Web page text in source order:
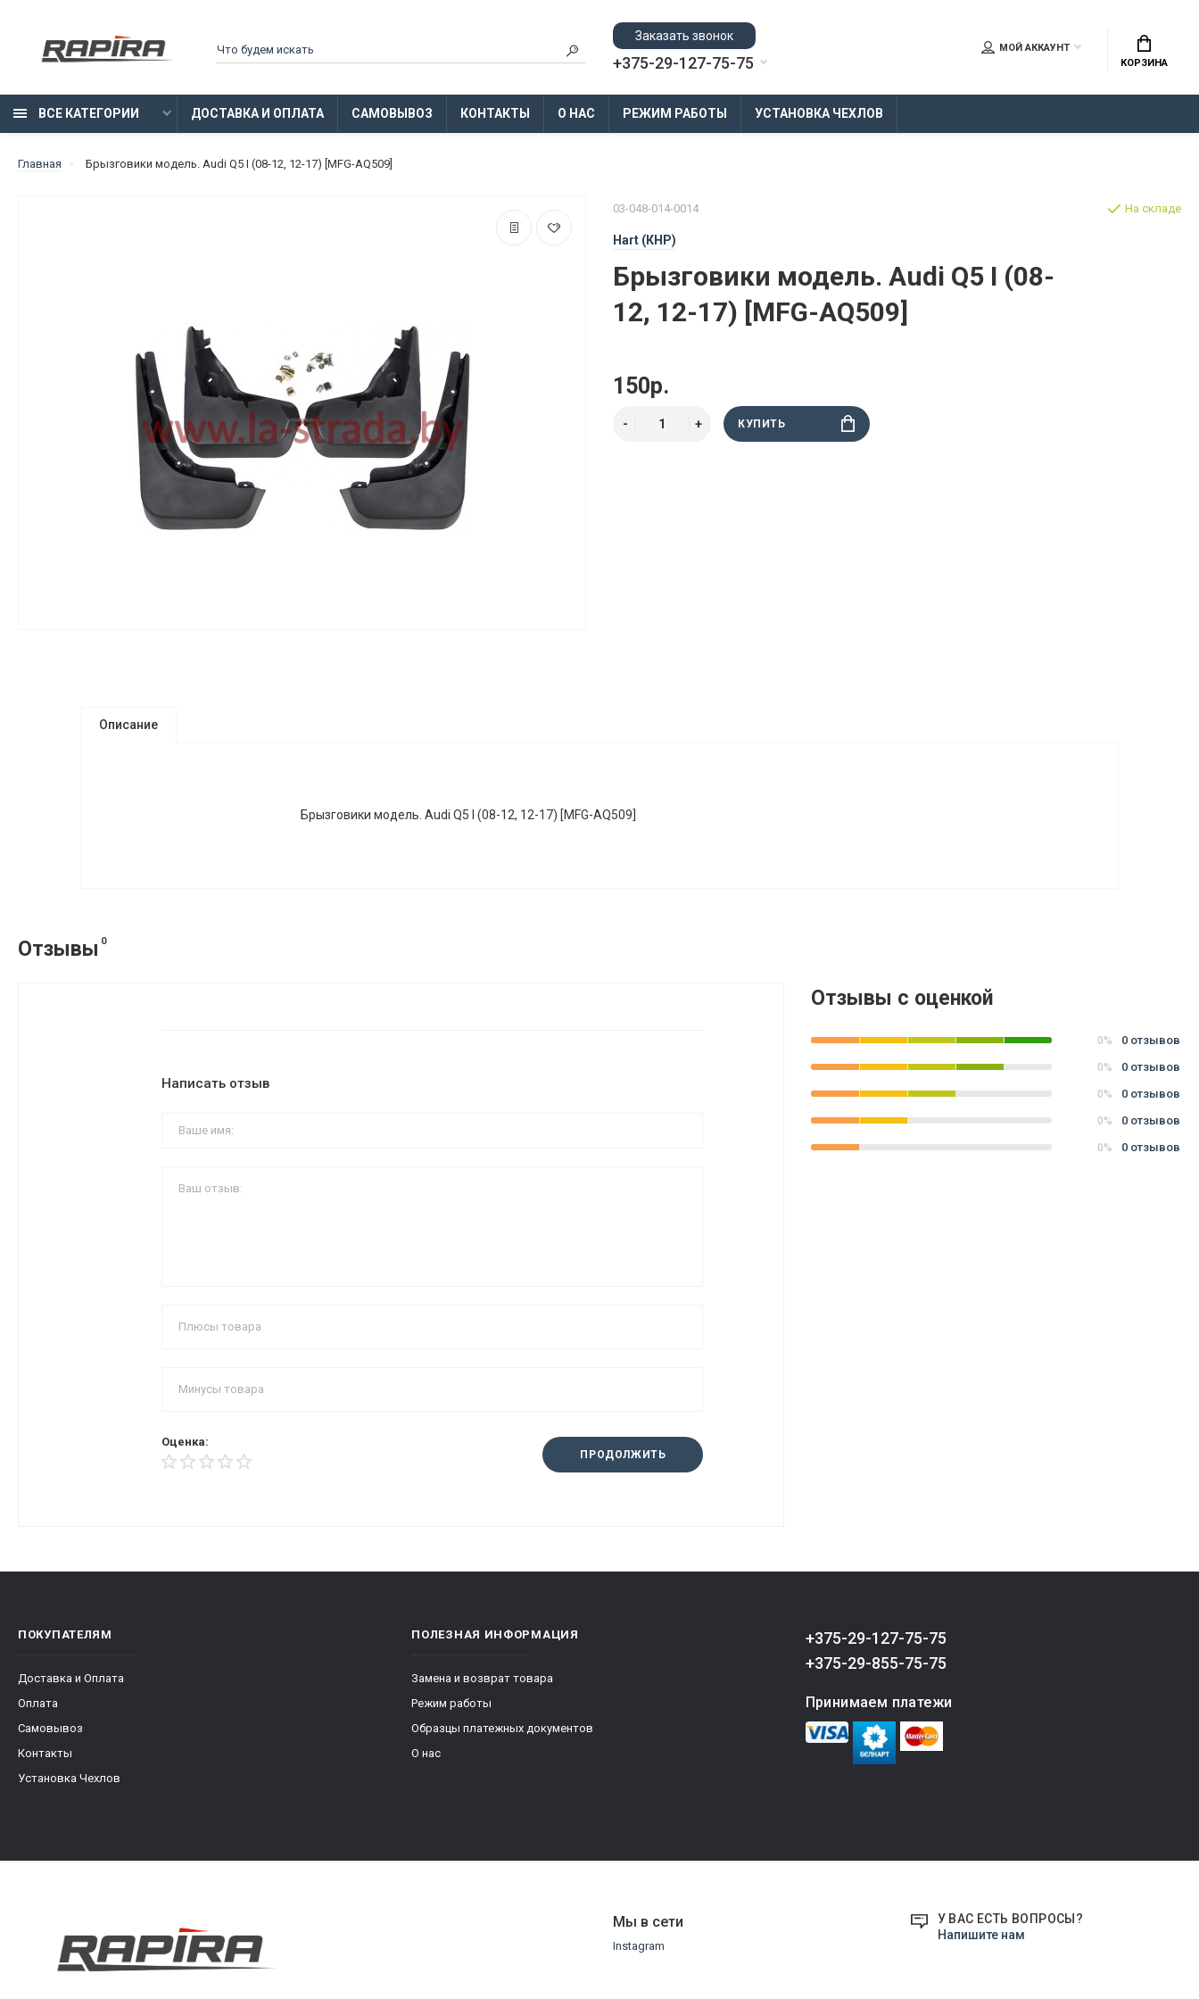
Заказать звонок
+375-29-127-75-75
МОЙ АККАУНТ
КОРЗИНА
ВСЕ КАТЕГОРИИ ДОСТАВКА И ОПЛАТА САМОВЫВОЗ КОНТАКТЫ О НАС РЕЖИМ РАБОТЫ УСТАНОВКА ЧЕХЛОВ
Главная Брызговики модель. Audi Q5 I (08-12, 12-17) [MFG-AQ509]
03-048-014-0014
Hart (КНР)
Брызговики модель. Audi Q5 I (08-
12, 12-17) [MFG-AQ509]
На складе
150р.
КУПИТЬ
Описание
Брызговики модель. Audi Q5 I (08-12, 12-17) [MFG-AQ509]
Отзывы 0
Написать отзыв
Оценка:
ПРОДОЛЖИТЬ
Отзывы с оценкой
0% 0 отзывов
0% 0 отзывов
0% 0 отзывов
0% 0 отзывов
0% 0 отзывов
ПОКУПАТЕЛЯМ
Доставка и Оплата
Оплата
Самовывоз
Контакты
Установка Чехлов
ПОЛЕЗНАЯ ИНФОРМАЦИЯ
Замена и возврат товара
Режим работы
Образцы платежных документов
О нас
+375-29-127-75-75
+375-29-855-75-75
Принимаем платежи
У ВАС ЕСТЬ ВОПРОСЫ?
Напишите нам
Мы в сети
Instagram